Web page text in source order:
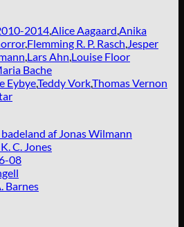
2014,Alice Aagaard,Anika
,Flemming R. P. Rasch,Jesper
,Lars Ahn,Louise Floor
Bache
Eybye,Teddy Vork,Thomas Vernon
af Jonas Wilmann
C. Jones
08
Barnes